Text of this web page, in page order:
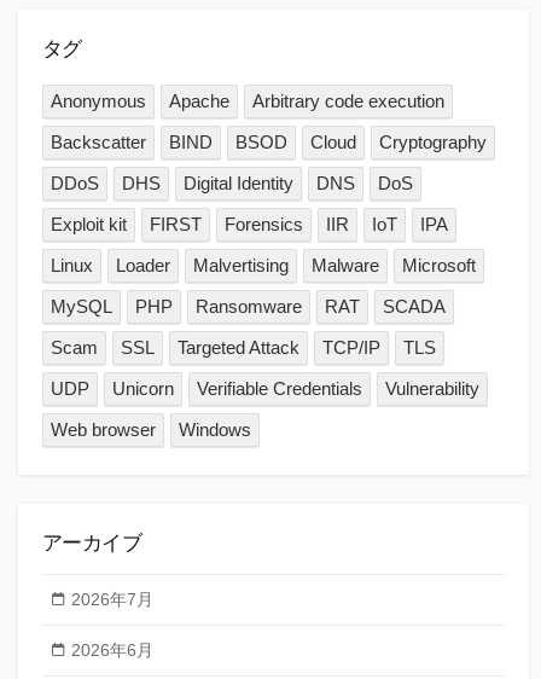
タグ
Anonymous Apache
Arbitrary code execution
Backscatter
BIND BSOD Cloud
Cryptography
DDoS
DHS Digital Identity DNS
DoS
Exploit kit
FIRST Forensics IIR IoT
IPA
Linux
Loader Malvertising Malware
Microsoft
MySQL
PHP Ransomware RAT
SCADA
Scam
SSL Targeted Attack TCP/IP
TLS
UDP
Unicorn Verifiable Credentials
Vulnerability
Web browser
Windows
アーカイブ
2026年7月
2026年6月